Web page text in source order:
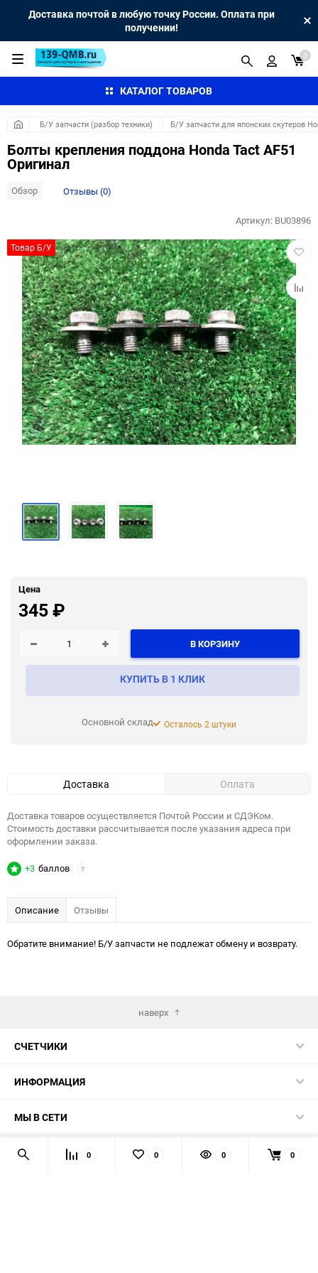
Доставка почтой в любую точку России. Оплата при
получении!
КАТАЛОГ ТОВАРОВ
0
Б/У запчасти (разбор техники) Б/У запчасти для японских скутеров
Болты крепления поддона Honda Tact AF51
Оригинал
Обзор Отзывы (0)
Товар Б/У
в
к
Артикул: BU03896
Цена
345₽
В КОРЗИНУ
КУПИТЬ В 1 КЛИК
Основной склад Осталось 2 штуки
Доставка Оплата
Доставка товаров осуществляется Почтой России и СДЭКом.
Стоимость доставки рассчитывается после указания адреса при
оформлении заказа.
+3 баллов ?
Описание Отзывы
Обратите внимание! Б/У запчасти не подлежат обмену и возврату.
наверх
СЧЕТЧИКИ
ИНФОРМАЦИЯ
МЫ В СЕТИ
КОНТАКТЫ 0 0 0 0